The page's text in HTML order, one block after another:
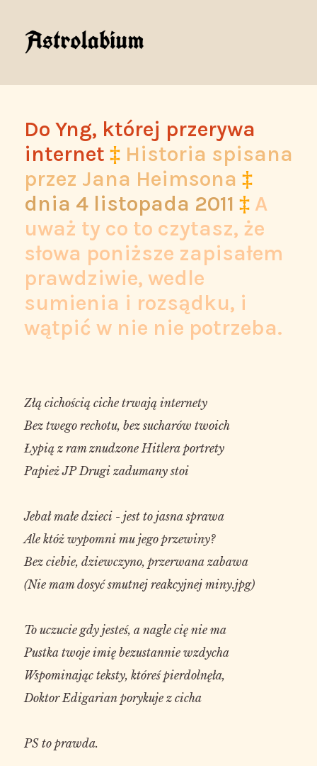
Do Yng, której przerywa
internet ‡ Historia spisana
przez Jana Heimsona ‡
dnia 4 listopada 2011 ‡ A
uważ ty co to czytasz, że
słowa poniższe zapisałem
prawdziwie, wedle
sumienia i rozsądku, i
wątpić w nie nie potrzeba.
Złą cichością ciche trwają internety
Bez twego rechotu, bez sucharów twoich
Łypią z ram znudzone Hitlera portrety
Papież JP Drugi zadumany stoi
Jebał małe dzieci - jest to jasna sprawa
Ale któż wypomni mu jego przewiny?
Bez ciebie, dziewczyno, przerwana zabawa
(Nie mam dosyć smutnej reakcyjnej miny.jpg)
To uczucie gdy jesteś, a nagle cię nie ma
Pustka twoje imię bezustannie wzdycha
Wspominając teksty, któreś pierdolnęła,
Doktor Edigarian porykuje z cicha